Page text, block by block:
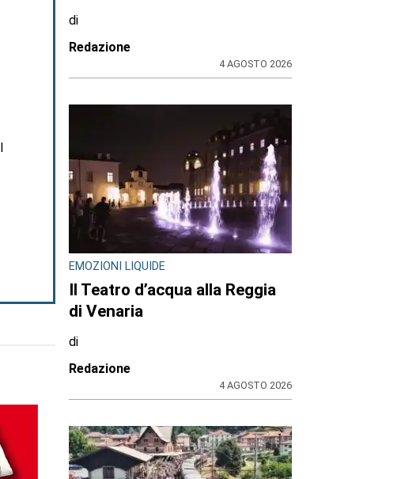
di
Redazione
4 AGOSTO 2026
EMOZIONI LIQUIDE
Il Teatro d’acqua alla Reggia
di Venaria
di
Redazione
4 AGOSTO 2026